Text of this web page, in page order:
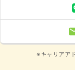
※キャリアア